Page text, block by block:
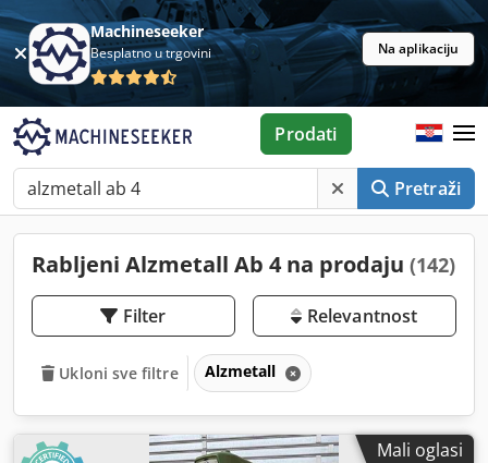
Machineseeker
Besplatno u trgovini Na aplikaciju
Pretraži
Prodati
Rabljeni Alzmetall Ab 4 na prodaju (142)
Filter Relevantnost
Ukloni sve filtre Alzmetall
Mali oglasi